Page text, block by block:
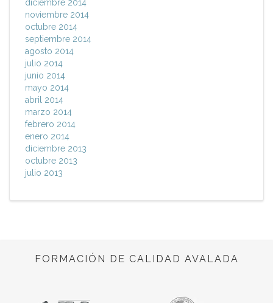
diciembre 2014
noviembre 2014
octubre 2014
septiembre 2014
agosto 2014
julio 2014
junio 2014
mayo 2014
abril 2014
marzo 2014
febrero 2014
enero 2014
diciembre 2013
octubre 2013
julio 2013
FORMACIÓN DE CALIDAD AVALADA